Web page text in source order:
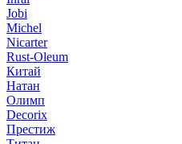
Jobi
Michel
Nicarter
Rust-Oleum
Китай
Натан
Олимп
Decorix
Престиж